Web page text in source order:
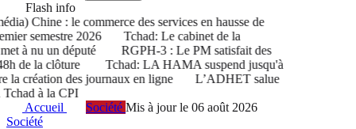
Flash info
Chine : le commerce des services en hausse de
semestre 2026
Tchad: Le cabinet de la
à nu un député
RGPH-3 : Le PM satisfait des
de la clôture
Tchad: LA HAMA suspend jusqu'à
création des journaux en ligne
L’ADHET salue
à la CPI
Accueil
Société Mis à jour le 06 août 2026
Société